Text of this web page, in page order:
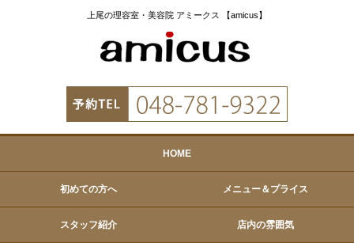
上尾の理容室・美容院 アミークス 【amicus】
HOME
初めての方へ メニュー＆プライス
スタッフ紹介 店内の雰囲気